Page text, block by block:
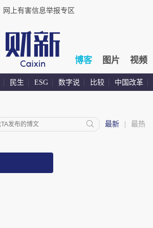
网上有害信息举报专区
博客 图片 视频
民生 ESG 数字说 比较 中国改革
最新 最热